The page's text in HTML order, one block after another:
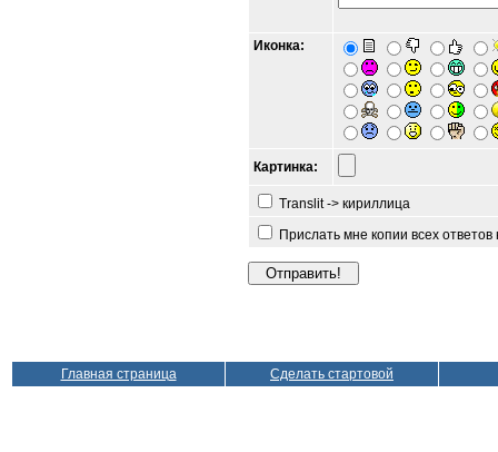
Иконка:
Картинка:
Translit -> кириллица
Прислать мне копии всех
Главная страница Сделать стартовой